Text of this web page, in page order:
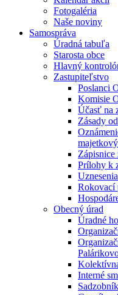
Fotogaléria
Naše noviny
Samospráva
Úradná tabuľa
Starosta obce
Hlavný
Zastupiteľstvo
Poslanci
Komisie
Účasť na
Zásady
Zápisnice
Prílohy k
Rokovací
Obecný úrad
Úradné
Interné